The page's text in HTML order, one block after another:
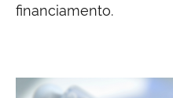
financiamento.